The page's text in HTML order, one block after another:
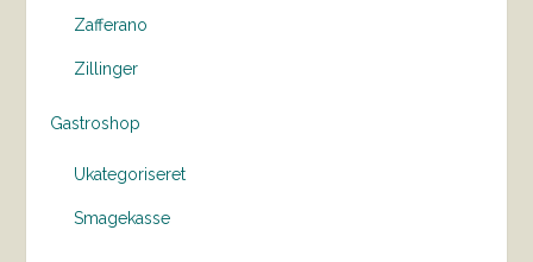
Zafferano
Zillinger
Gastroshop
Ukategoriseret
Smagekasse